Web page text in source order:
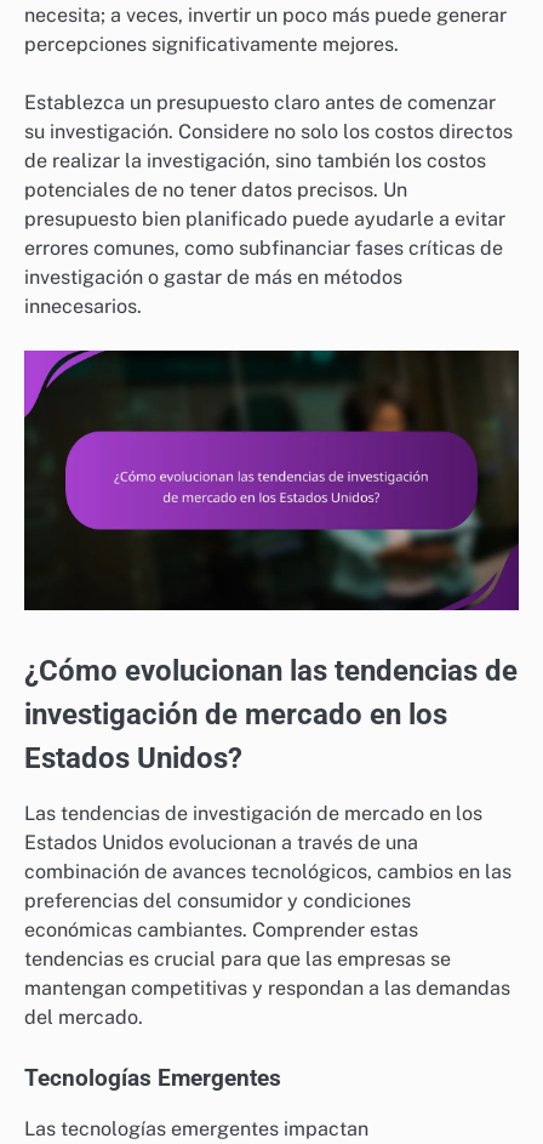
necesita; a veces, invertir un poco más puede generar
percepciones significativamente mejores.
Establezca un presupuesto claro antes de comenzar
su investigación. Considere no solo los costos directos
de realizar la investigación, sino también los costos
potenciales de no tener datos precisos. Un
presupuesto bien planificado puede ayudarle a evitar
errores comunes, como subfinanciar fases críticas de
investigación o gastar de más en métodos
innecesarios.
¿Cómo evolucionan las tendencias de
investigación de mercado en los
Estados Unidos?
Las tendencias de investigación de mercado en los
Estados Unidos evolucionan a través de una
combinación de avances tecnológicos, cambios en las
preferencias del consumidor y condiciones
económicas cambiantes. Comprender estas
tendencias es crucial para que las empresas se
mantengan competitivas y respondan a las demandas
del mercado.
Tecnologías Emergentes
Las tecnologías emergentes impactan